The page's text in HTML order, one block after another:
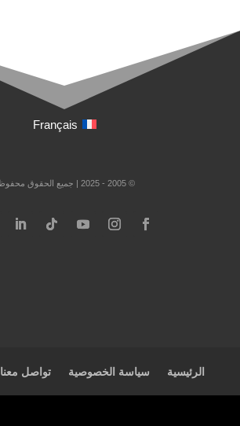
Français
© 2005 - 2025 | جميع الحقوق محفوظة
الرئيسية سياسة الخصوصية تواصل معنا